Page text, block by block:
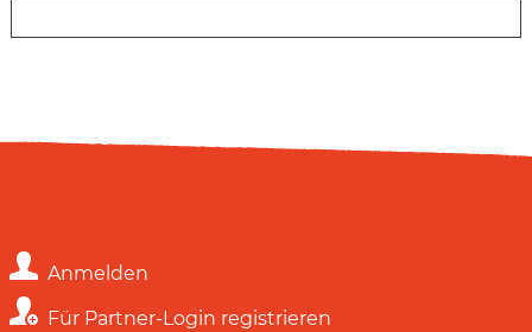
Anmelden
Für Partner-Login registrieren